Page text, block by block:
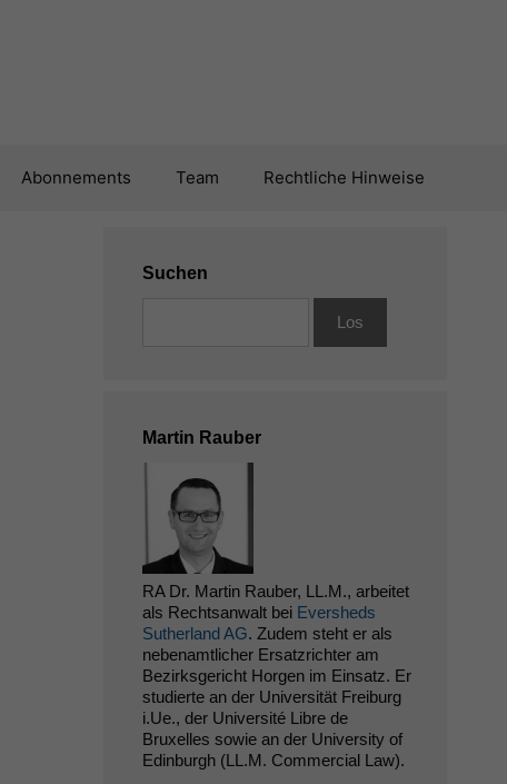
Abonnements Team Rechtliche Hinweise
Suchen
Martin Rauber
RA Dr. Martin Rauber, LL.M., arbeitet
als Rechtsanwalt bei Eversheds
Sutherland AG. Zudem steht er als
nebenamtlicher Ersatzrichter am
Bezirksgericht Horgen im Einsatz. Er
studierte an der Universität Freiburg
i.Ue., der Université Libre de
Bruxelles sowie an der University of
Edinburgh (LL.M. Commercial Law).